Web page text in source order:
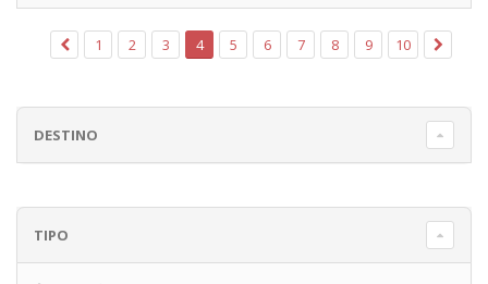
1 2 3 4 5 6 7 8 9 10
DESTINO
TIPO